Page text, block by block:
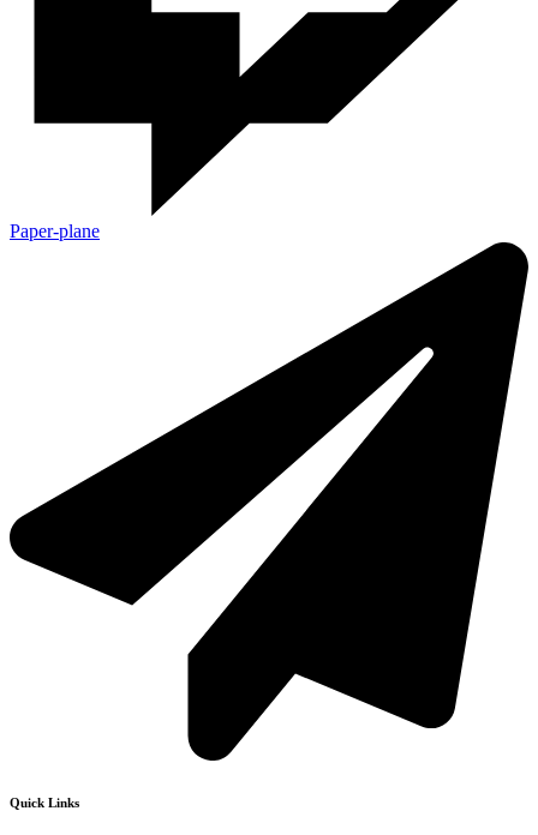
Paper-plane
Quick Links